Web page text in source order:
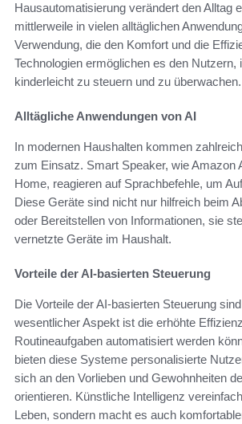
Hausautomatisierung verändert den Alltag
mittlerweile in vielen alltäglichen
Verwendung, die den Komfort und die
Technologien ermöglichen es den Nutzern,
kinderleicht zu steuern und zu überwachen.
Alltägliche Anwendungen von AI
In modernen Haushalten kommen
zum Einsatz. Smart Speaker, wie Amazon
Home, reagieren auf Sprachbefehle, um
Diese Geräte sind nicht nur hilfreich beim
oder Bereitstellen von Informationen, sie
vernetzte Geräte im Haushalt.
Vorteile der AI-basierten Steuerung
Die Vorteile der AI-basierten Steuerung
wesentlicher Aspekt ist die erhöhte
Routineaufgaben automatisiert werden
bieten diese Systeme personalisierte
sich an den Vorlieben und Gewohnheiten
orientieren. Künstliche Intelligenz
Leben, sondern macht es auch